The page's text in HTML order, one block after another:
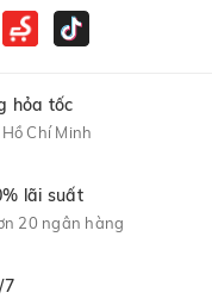
hỏa tốc
Chí Minh
lãi suất
20 ngân hàng
7